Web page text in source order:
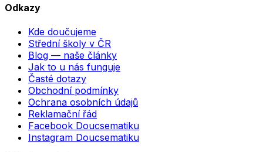
Odkazy
Kde doučujeme
Střední školy v ČR
Blog — naše články
Jak to u nás funguje
Časté dotazy
Obchodní podmínky
Ochrana osobních údajů
Reklamační řád
Facebook Doucsematiku
Instagram Doucsematiku